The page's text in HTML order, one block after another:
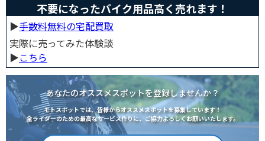
不要になったバイク用品高く売れます！
▶︎手数料無料の宅配買取
実際に売ってみた体験談
▶︎こちら
あなたのオススメスポットを登録しませんか？
モトスポットでは、皆様からオススメスポットを募集しています！
全ライダーのための最高なサービス作りに、ご協力よろしくお願いいたします。